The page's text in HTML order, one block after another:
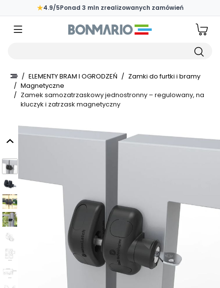
Przejdź do głównej zawartości strony
★4.9/5Ponad 3 mln zrealizowanych zamówień
/ ELEMENTY BRAM I OGRODZEŃ / Zamki do furtki i bramy
/ Magnetyczne
/ Zamek samozatrzaskowy jednostronny – regulowany, na
kluczyk i zatrzask magnetyczny